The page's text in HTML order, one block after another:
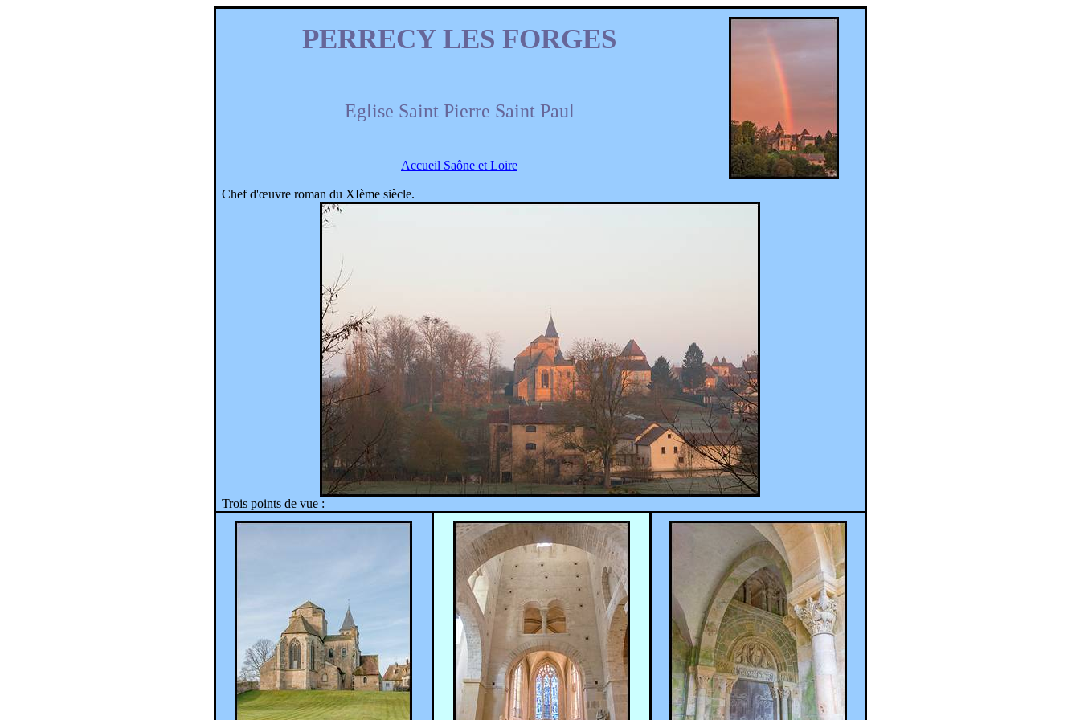
PERRECY LES FORGES
Eglise Saint Pierre Saint Paul
Accueil Saône et Loire
Chef d'œuvre roman du XIème siècle.
Trois points de vue :